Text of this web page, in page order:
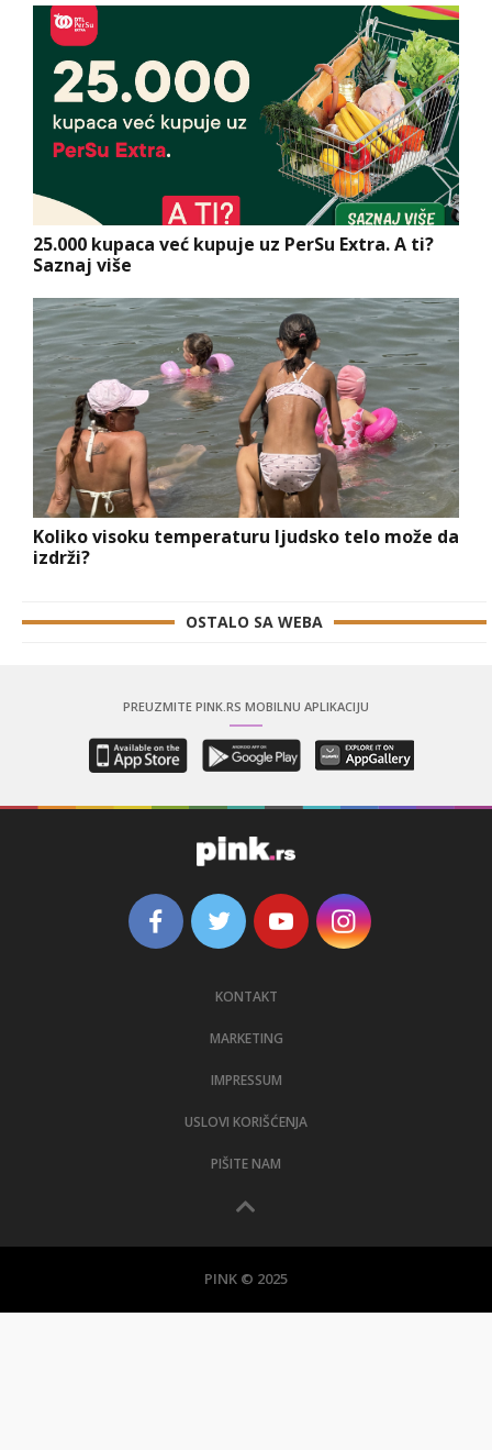
25.000 kupaca već kupuje uz PerSu Extra. A ti?
Saznaj više
Koliko visoku temperaturu ljudsko telo može da
izdrži?
OSTALO SA WEBA
PREUZMITE PINK.RS MOBILNU APLIKACIJU
KONTAKT
MARKETING
IMPRESSUM
USLOVI KORIŠĆENJA
PIŠITE NAM
PINK © 2025